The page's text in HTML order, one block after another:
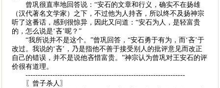
曾巩很直率地回答说：“安石的文章和行义，确实不在扬雄
（汉代著名文学家）之下，不过他为人持吝，所以终不及扬神宗
听了这番话，感到很惊异，因此又问道：“安石为人，是轻富贵
的，怎么说是‘吝’呢？”
“我所说并不是这个。”曾巩回答，“安石勇于有为，而‘吝’于
改过。我说的‘吝’，乃是指他不善于接受别人的批评意见而改正
自己的错误，并不是说他吝惜富贵。”神宗认为曾巩对王安石的评
价很有道理。
-----------------------------------------------------------------
〖曾子杀人〗